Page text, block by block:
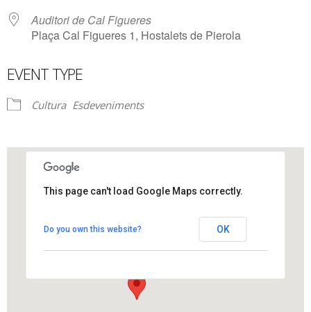
Auditori de Cal Figueres
Plaça Cal Figueres 1, Hostalets de Pierola
EVENT TYPE
Cultura Esdeveniments
Plaça Cal Figueres 1 - Hostalets de Pierola
View Events
This page can't load Google Maps correctly.
Do you own this website? OK